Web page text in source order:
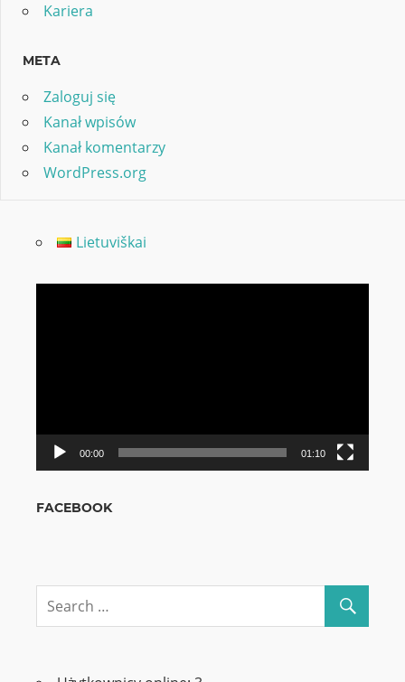
Kariera
META
Zaloguj się
Kanał wpisów
Kanał komentarzy
WordPress.org
Lietuviškai
00:00 01:10
FACEBOOK